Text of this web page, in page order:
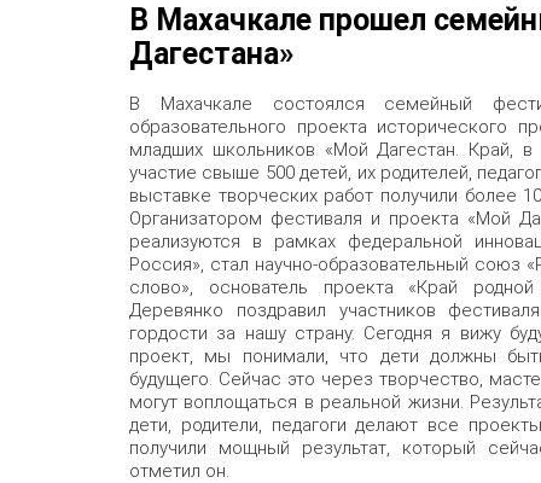
В Махачкале прошел
Дагестана»
В Махачкале состоялся семейный
образовательного проекта исторического
младших школьников «Мой Дагестан. Край,
участие свыше 500 детей, их родителей,
выставке творческих работ получили более
Организатором фестиваля и проекта «Мой
реализуются в рамках федеральной
Россия», стал научно-образовательный союз
слово», основатель проекта «Край
Деревянко поздравил участников
гордости за нашу страну. Сегодня я вижу
проект, мы понимали, что дети должны
будущего. Сейчас это через творчество,
могут воплощаться в реальной жизни.
дети, родители, педагоги делают все
получили мощный результат, который
отметил он.